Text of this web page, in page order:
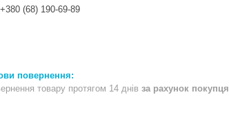
+380 (68) 190-69-89
товару протягом 14 днів за рахунок покупця